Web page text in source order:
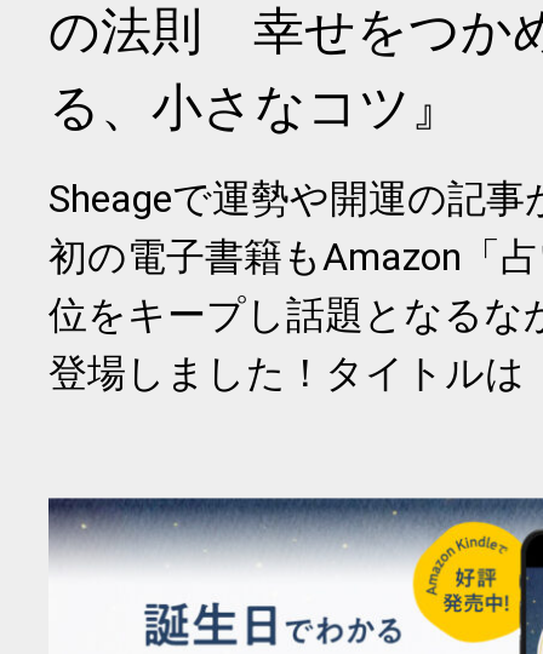
の法則 幸せをつか
る、小さなコツ』
Sheageで運勢や開運の記
初の電子書籍もAmazon「
位をキープし話題となるな
登場しました！タイトルは